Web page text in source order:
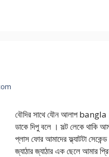
বৌদির সাথে যৌন আলাপ
ডাকে দিপু বলে । সল্ট লেকে থাকি
প্লাস ফোর আমাদের ফ্ল্যাটটা
জ্যাঠার জ্যাঠার এক ছেলে আমার